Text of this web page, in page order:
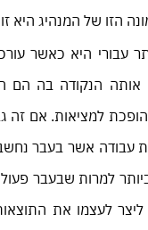
הזו של המנהיג היא
עבורי היא כאשר
אותה הנקודה בה הם
למציאות. אם זה
עבודה אשר בעבר
למרות שבעבר
ליצר לעצמו את